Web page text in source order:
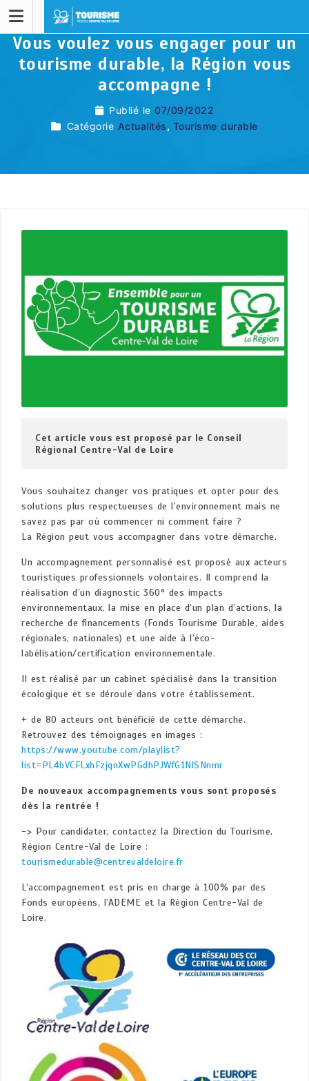
Vous voulez vous engager pour un
tourisme durable, la Région vous
accompagne !
Publié le 07/09/2022
Catégorie Actualités, Tourisme durable
Cet article vous est proposé par le Conseil
Régional Centre-Val de Loire
Vous souhaitez changer vos pratiques et opter pour des
solutions plus respectueuses de l’environnement mais ne
savez pas par où commencer ni comment faire ?
La Région peut vous accompagner dans votre démarche.
Un accompagnement personnalisé est proposé aux acteurs
touristiques professionnels volontaires. Il comprend la
réalisation d’un diagnostic 360° des impacts
environnementaux, la mise en place d’un plan d’actions, la
recherche de financements (Fonds Tourisme Durable, aides
régionales, nationales) et une aide à l’éco-
labélisation/certification environnementale.
Il est réalisé par un cabinet spécialisé dans la transition
écologique et se déroule dans votre établissement.
+ de 80 acteurs ont bénéficié de cette démarche.
Retrouvez des témoignages en images :
https://www.youtube.com/playlist?
list=PL4bVCFLxhFzjqnXwPGdhPJWfG1NlSNnmr
De nouveaux accompagnements vous sont proposés
dès la rentrée !
-> Pour candidater, contactez la Direction du Tourisme,
Région Centre-Val de Loire :
tourismedurable@centrevaldeloire.fr
L’accompagnement est pris en charge à 100% par des
Fonds européens, l’ADEME et la Région Centre-Val de
Loire.